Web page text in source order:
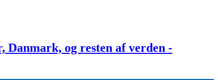
og resten af verden -